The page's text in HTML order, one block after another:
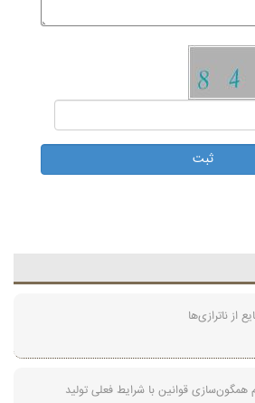
همگون‌سازی قوانین با شرایط فعلی تولید